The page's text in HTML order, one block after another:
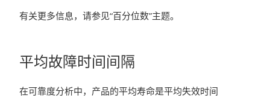
有关更多信息，请参见“百分位数”主题。
平均故障时间间隔
在可靠度分析中，产品的平均寿命是平均失效时间